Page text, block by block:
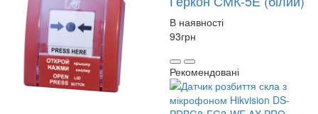
В наявності
93грн
Рекомендовані